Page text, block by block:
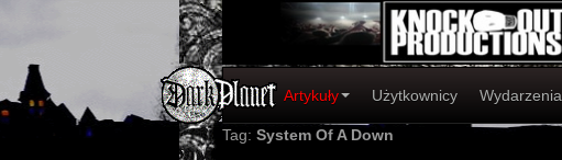
Artykuły Użytkownicy Wydarzenia
Tag: System Of A Down